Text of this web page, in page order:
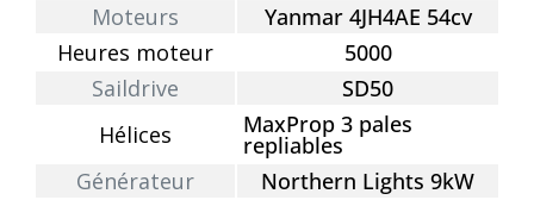
Moteurs
Yanmar 4JH4AE 54cv
Heures moteur
5000
Saildrive
SD50
Hélices
MaxProp 3 pales
repliables
Générateur
Northern Lights 9kW